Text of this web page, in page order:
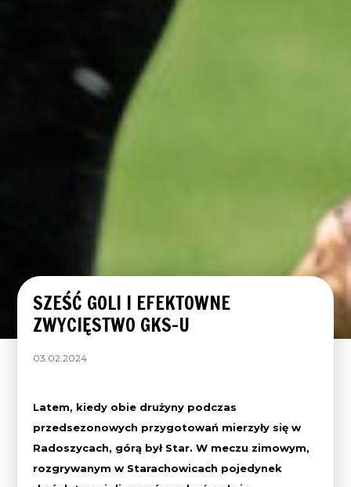
SZEŚĆ GOLI I EFEKTOWNE
ZWYCIĘSTWO GKS-U
03.02.2024
Latem, kiedy obie drużyny podczas
przedsezonowych przygotowań mierzyły się w
Radoszycach, górą był Star. W meczu zimowym,
rozgrywanym w Starachowicach pojedynek